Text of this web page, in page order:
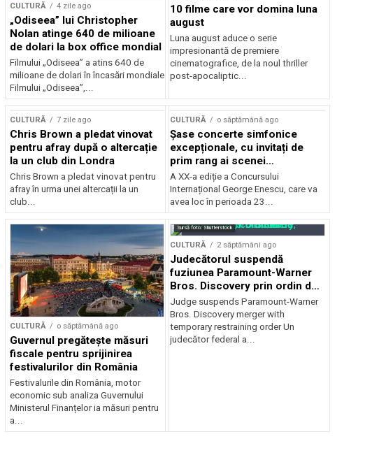
CULTURĂ 4 zile ago
„Odiseea” lui Christopher
Nolan atinge 640 de milioane
de dolari la box office mondial
Filmului „Odiseea” a atins 640 de
milioane de dolari în încasări mondiale
Filmului „Odiseea”,...
10 filme care vor domina luna
august
Luna august aduce o serie
impresionantă de premiere
cinematografice, de la noul thriller
post-apocaliptic...
CULTURĂ 7 zile ago
Chris Brown a pledat vinovat
pentru afray după o altercație
la un club din Londra
Chris Brown a pledat vinovat pentru
afray în urma unei altercații la un
club...
CULTURĂ o săptămână ago
Șase concerte simfonice
excepționale, cu invitați de
prim rang ai scenei
internaționale și ansambluri
orchestrale românești de
prestigiu, în programul
Concursului Enescu 2026
A XX-a ediție a Concursului
Internațional George Enescu, care va
avea loc în perioada 23...
CULTURĂ o săptămână ago
Guvernul pregătește măsuri
fiscale pentru sprijinirea
festivalurilor din România
Festivalurile din România, motor
economic sub analiza Guvernului
Ministerul Finanțelor ia măsuri pentru
a...
Sursă foto: Shutterstock
CULTURĂ 2 săptămâni ago
Judecătorul suspendă
fuziunea Paramount-Warner
Bros. Discovery prin ordin de
restricție temporară
Judge suspends Paramount-Warner
Bros. Discovery merger with
temporary restraining order Un
judecător federal a...